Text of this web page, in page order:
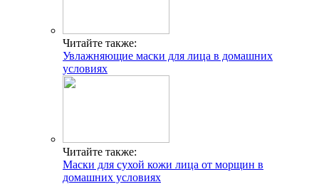
Читайте также:
Увлажняющие маски для лица в домашних
условиях
Читайте также:
Маски для сухой кожи лица от морщин в
домашних условиях